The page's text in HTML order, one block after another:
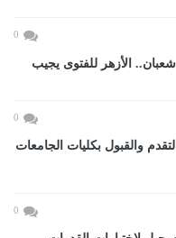
0
الأزهر للفتوى يجيب
0
2026.. طريقة التقدم والقبول بكليات الجامعات
0